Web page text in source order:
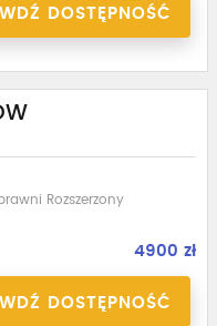
DOSTĘPNOŚĆ
Rozszerzony
4900 zł
DOSTĘPNOŚĆ